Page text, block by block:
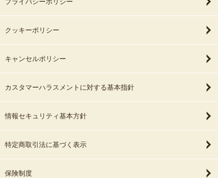
クッキーポリシー
キャンセルポリシー
カスタマーハラスメントに対する基本指針
情報セキュリティ基本方針
特定商取引法に基づく表示
保険制度